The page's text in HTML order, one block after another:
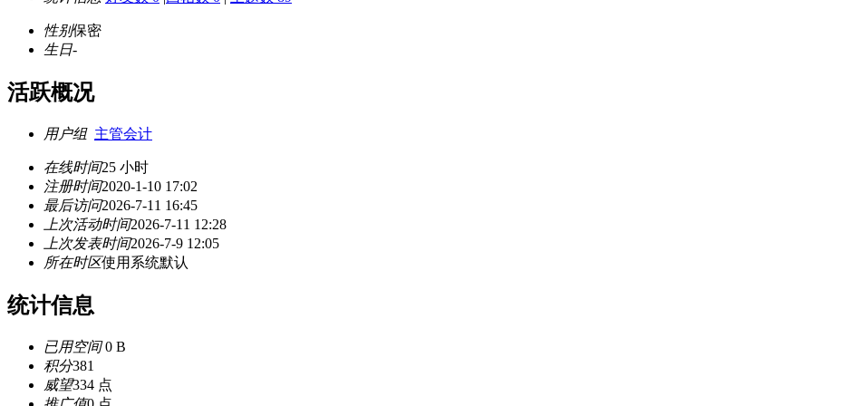
性别保密
生日-
活跃概况
用户组 主管会计
在线时间25 小时
注册时间2020-1-10 17:02
最后访问2026-7-11 16:45
上次活动时间2026-7-11 12:28
上次发表时间2026-7-9 12:05
所在时区使用系统默认
统计信息
已用空间0 B
积分381
威望334 点